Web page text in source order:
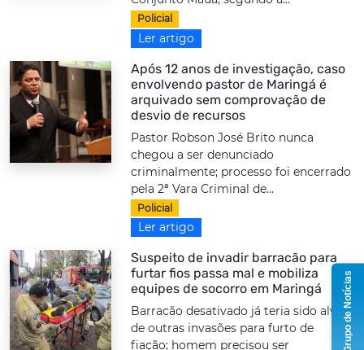
Policial
Ler artigo
Após 12 anos de investigação, caso
envolvendo pastor de Maringá é
arquivado sem comprovação de
desvio de recursos
Pastor Robson José Brito nunca
chegou a ser denunciado
criminalmente; processo foi encerrado
pela 2ª Vara Criminal de...
Policial
Ler artigo
Suspeito de invadir barracão para
furtar fios passa mal e mobiliza
equipes de socorro em Maringá
Barracão desativado já teria sido alvo
de outras invasões para furto de
fiação; homem precisou ser
Grupo de Notícias